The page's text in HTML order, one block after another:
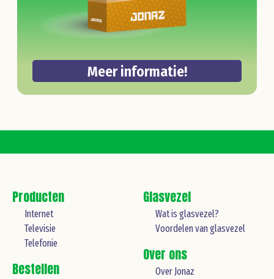
Meer informatie!
Producten
Internet
Televisie
Telefonie
Bestellen
Glasvezel
Wat is glasvezel?
Voordelen van glasvezel
Over ons
Over Jonaz